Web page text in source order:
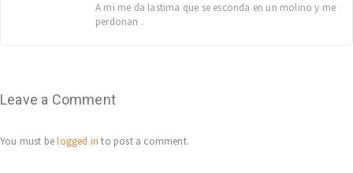
A mi me da lastima que se esconda en un molino y me
perdonan .
Leave a Comment
You must belogged in to post a comment.